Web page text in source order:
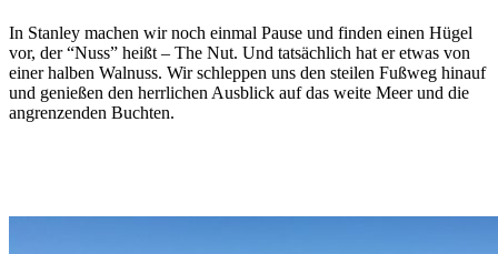
In Stanley machen wir noch einmal Pause und finden einen Hügel
vor, der “Nuss” heißt – The Nut. Und tatsächlich hat er etwas von
einer halben Walnuss. Wir schleppen uns den steilen Fußweg hinauf
und genießen den herrlichen Ausblick auf das weite Meer und die
angrenzenden Buchten.